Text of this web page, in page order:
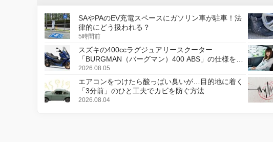
SAやPAのEV充電スペースにガソリン車が駐車！法
律的にどう扱われる？
5時間前
スズキの400ccラグジュアリースクーター
「BURGMAN（バーグマン）400 ABS」の仕様を変
更し、8月18日に発売
2026.08.05
エアコンをつけたら酸っぱい臭いが…目的地に着く
「3分前」のひと工夫でカビを防ぐ方法
2026.08.04